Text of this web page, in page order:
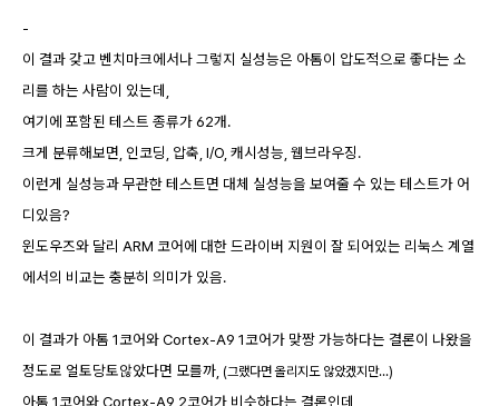
-
이 결과 갖고 벤치마크에서나 그렇지 실성능은 아톰이 압도적으로 좋다는 소
리를 하는 사람이 있는데,
여기에 포함된 테스트 종류가 62개.
크게 분류해보면, 인코딩, 압축, I/O, 캐시성능, 웹브라우징.
이런게 실성능과 무관한 테스트면 대체 실성능을 보여줄 수 있는 테스트가 어
디있음?
윈도우즈와 달리 ARM 코어에 대한 드라이버 지원이 잘 되어있는 리눅스 계열
에서의 비교는 충분히 의미가 있음.
이 결과가 아톰 1코어와 Cortex-A9 1코어가 맞짱 가능하다는 결론이 나왔을
정도로 얼토당토않았다면 모를까, (그랬다면 올리지도 않았겠지만...)
아톰 1코어와 Cortex-A9 2코어가 비슷하다는 결론인데,